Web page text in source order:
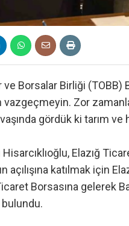
Borsalar Birliği (TOBB)
vazgeçmeyin. Zor
gördük ki tarım ve
Hisarcıklıoğlu, Elazığ
açılışına katılmak için
Borsasına gelerek
bulundu.